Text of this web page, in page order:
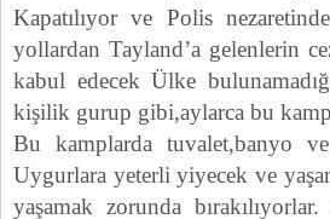
Kapatılıyor ve Polis
yollardan Tayland’a gelenlerin
kabul edecek Ülke
kişilik gurup gibi,aylarca bu
Bu kamplarda tuvalet,banyo
Uygurlara yeterli yiyecek ve
yaşamak zorunda